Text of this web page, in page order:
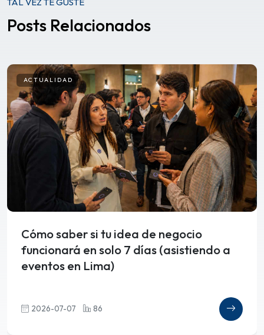
Posts Relacionados
ACTUALIDAD
Cómo saber si tu idea de negocio
funcionará en solo 7 días (asistiendo a
eventos en Lima)
2026-07-07 86